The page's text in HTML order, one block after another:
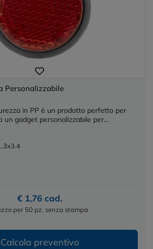
Personalizzabile
in PP è un prodotto perfetto per
un gadget personalizzabile per...
€ 1,76 cad.
per 50 pz. senza stampa
Calcola preventivo